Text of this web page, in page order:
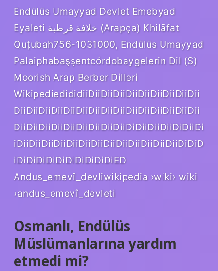
Endülüs Umayyad Devlet Emebyad
Eyaleti خلافة قرطبة (Arapça) Khilāfat
Quṭubah756-1031000, Endülüs Umayyad
Palaiphabaşşentcórdobaygelerin Dil (S)
Moorish Arap Berber Dilleri
WikipediedididiiDiiDiiDiiDiiDiiDiiDiiDiiDii
DiiDiiDiiDiiDiiDiiDiiDiiDiiDiiDiiDiiDiiDiiDii
DiiDiiDiiDiiDiiDiiDiiDiiDiiDiDiiDiiDiiDiDiiDi
iDiiDiiDiiDiiDiiDiiDiiDiiDiiDiiDiiDiiDiiDiDiD
iDiDiDiDiDiDiDiDiDiDiED
Andus_emevî_devliwikipedia ›wiki› wiki
›andus_emevî_devleti
Osmanlı, Endülüs
Müslümanlarına yardım
etmedi mi?